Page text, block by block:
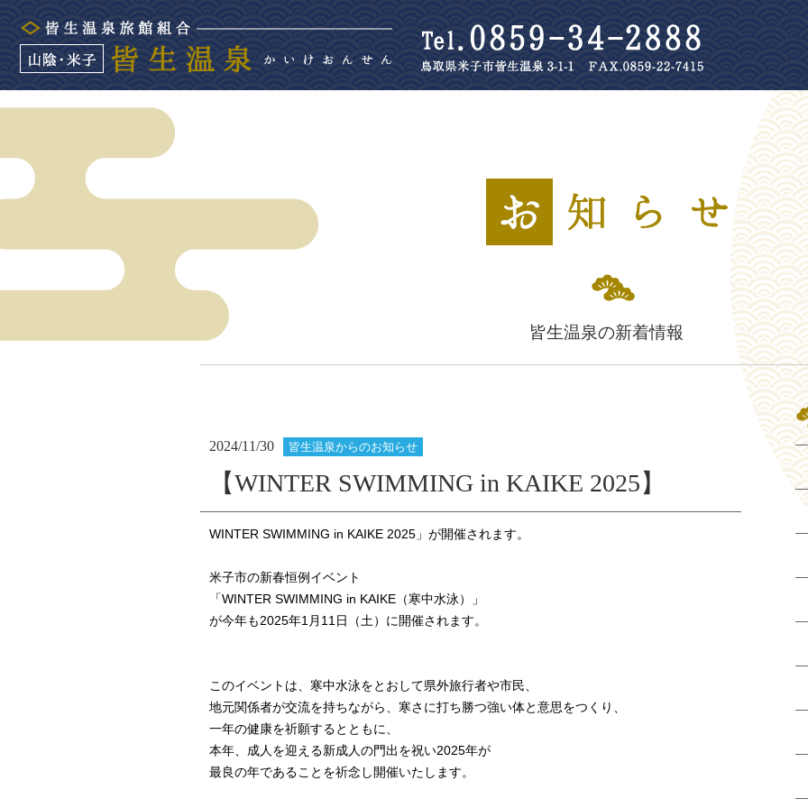
皆生温泉の新着情報
2024/11/30 皆生温泉からのお知らせ
【WINTER SWIMMING in KAIKE 2025】
WINTER SWIMMING in KAIKE 2025」が開催されます。
米子市の新春恒例イベント
「WINTER SWIMMING in KAIKE（寒中水泳）」
が今年も2025年1月11日（土）に開催されます。
このイベントは、寒中水泳をとおして県外旅行者や市民、
地元関係者が交流を持ちながら、寒さに打ち勝つ強い体と意思をつくり、
一年の健康を祈願するとともに、
本年、成人を迎える新成人の門出を祝い2025年が
最良の年であることを祈念し開催いたします。